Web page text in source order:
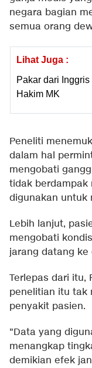
negara bagian
semua orang
Lihat Juga :
Pakar dari
Hakim MK
Peneliti
dalam hal
mengobati
tidak berdampak
digunakan untuk
Lebih lanjut,
mengobati
jarang datang ke
Terlepas dari itu,
penelitian itu tak
penyakit pasien.
"Data yang
menangkap
demikian efek